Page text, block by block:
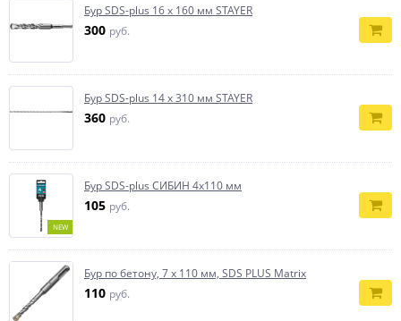
Бур SDS-plus 16 x 160 мм STAYER
300 руб.
Бур SDS-plus 14 х 310 мм STAYER
360 руб.
NEW
Бур SDS-plus СИБИН 4х110 мм
105 руб.
Бур по бетону, 7 x 110 мм, SDS PLUS Matrix
110 руб.